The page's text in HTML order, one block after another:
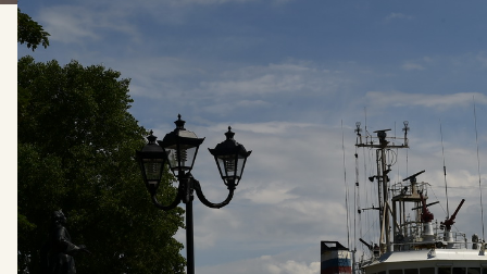
КАРТА ПОЭТИЧЕСКИХ МЕСТ